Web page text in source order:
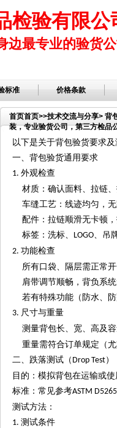
检验有限公
边最专业的验货公
标准 价格条款
首页首页>>技术交流与分享> 背
装，专业验货公司，第三方检品
司，服装检品，鞋子检品公司
以下是关于背包验货要求
一、背包验货通用要求
1. 外观检查
材质：确认面料、拉链
车缝工艺：线迹均匀，
配件：拉链顺滑无卡顿
标签：洗标、 LOGO、吊
2. 功能检查
所有口袋、隔层需正常
肩带调节顺畅，背负系统
若有特殊功能（防水、
3. 尺寸与重量
测量背包长、宽、高及
重量需符合订单规定（
二、跌落测试（ Drop Test）
目的：模拟背包在运输或使
标准：常见参考ASTM D5265
测试方法：
1. 测试条件